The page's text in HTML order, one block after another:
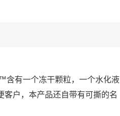
含有一个冻干颗粒，一个水化液
户，本产品还自带有可撕的名